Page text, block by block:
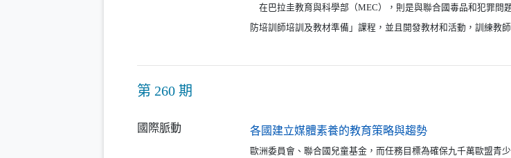
在巴拉圭教育與科學部（MEC），則是與聯合國毒品和犯罪問
防培訓師培訓及教材準備」課程，並且開發教材和活動，訓練教
第 260 期
國際脈動 各國建立媒體素養的教育策略與趨勢（另開新視窗）
歐洲委員會、聯合國兒童基金，而任務目標為確保九千萬歐盟青